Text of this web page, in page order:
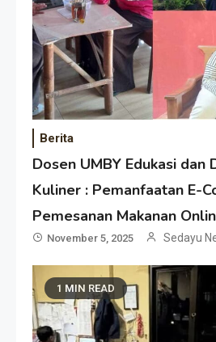
Berita
Dosen UMBY Edukasi dan
Kuliner : Pemanfaatan E-
Pemesanan Makanan
November 5, 2025 Sedayu
1 MIN READ